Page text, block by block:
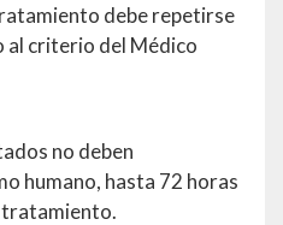
debe repetirse
al criterio del Médico
no deben
humano, hasta 72 horas
tratamiento.